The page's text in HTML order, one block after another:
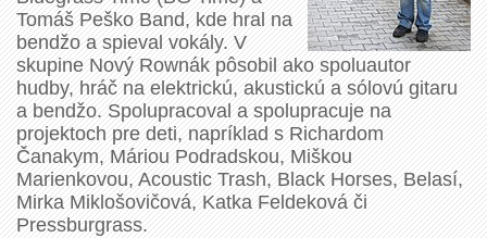
Tomáš Peško Band, kde hral na
bendžo a spieval vokály. V
skupine Nový Rownák pôsobil ako spoluautor
hudby, hráč na elektrickú, akustickú a sólovú gitaru
a bendžo. Spolupracoval a spolupracuje na
projektoch pre deti, napríklad s Richardom
Čanakym, Máriou Podradskou, Miškou
Marienkovou, Acoustic Trash, Black Horses, Belasí,
Mirka Miklošovičová, Katka Feldeková či
Pressburgrass.